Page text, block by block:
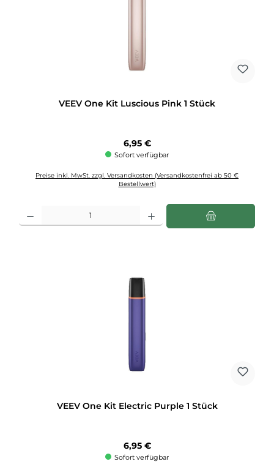
VEEV One Kit Luscious Pink 1 Stück
Regulärer Preis:
6,95 €
Sofort verfügbar
Preise inkl. MwSt. zzgl. Versandkosten (Versandkostenfrei ab 50 €
Bestellwert)
VEEV One Kit Electric Purple 1 Stück
Regulärer Preis:
6,95 €
Sofort verfügbar